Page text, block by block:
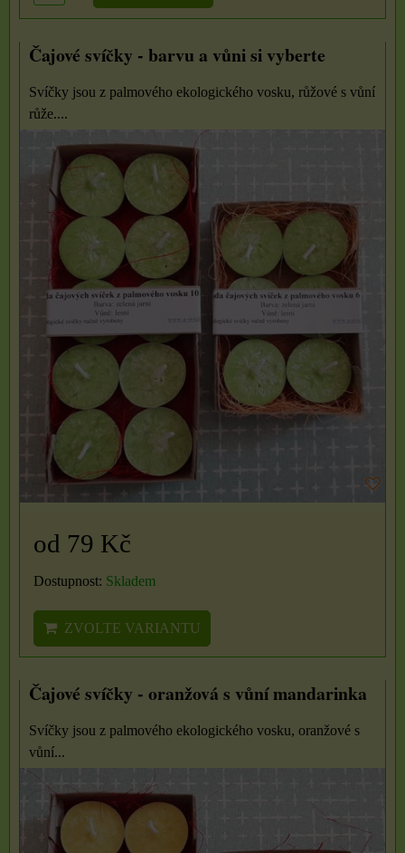
Čajové svíčky - barvu a vůni si vyberte
Svíčky jsou z palmového ekologického vosku, růžové s vůní
růže....
od 79 Kč
Dostupnost: Skladem
ZVOLTE VARIANTU
Čajové svíčky - oranžová s vůní mandarinka
Svíčky jsou z palmového ekologického vosku, oranžové s
vůní...